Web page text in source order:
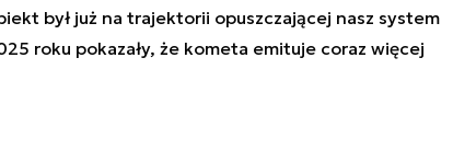
był już na trajektorii opuszczającej nasz system
roku pokazały, że kometa emituje coraz więcej